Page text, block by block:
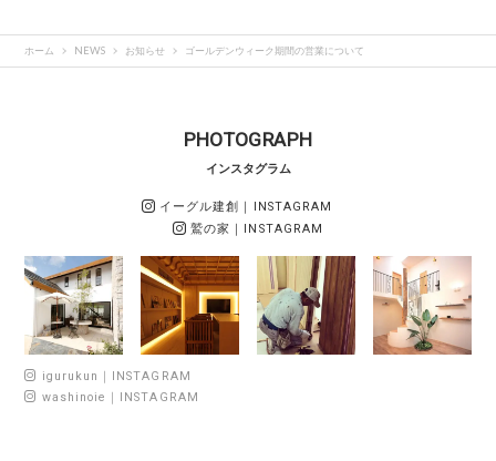
ホーム NEWS お知らせ ゴールデンウィーク期間の営業について
PHOTOGRAPH
インスタグラム
イーグル建創 ｜INSTAGRAM
鷲の家 ｜INSTAGRAM
igurukun｜INSTAGRAM
washinoie｜INSTAGRAM